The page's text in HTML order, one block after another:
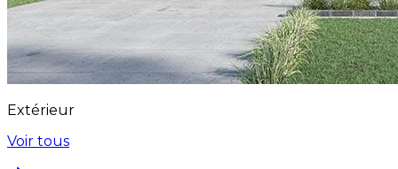
Extérieur
Voir tous